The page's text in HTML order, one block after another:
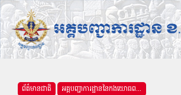
ព័ត៌មានជាតិ អគ្គបញ្ជាការដ្ឋាននៃកងយោធពលខេមរភូមិន្ទ